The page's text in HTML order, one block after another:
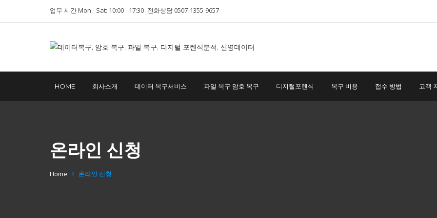
업무 시간 Mon - Sat: 10:00 - 17:30 전화상담 0507-1355-9657
HOME 회사소개 데이터 복구서비스 파일 복구 암호 복구 디지털포렌식 복구 비용 접수 방법 고객
온라인 신청
Home 온라인 신청